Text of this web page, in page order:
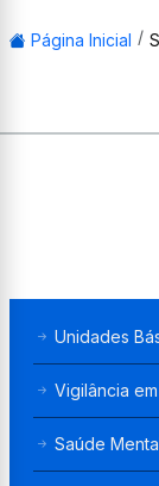
Página Inicial
Unidades
Vigilância
Saúde